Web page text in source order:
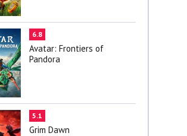
6.8
Avatar: Frontiers of
Pandora
5.1
Grim Dawn